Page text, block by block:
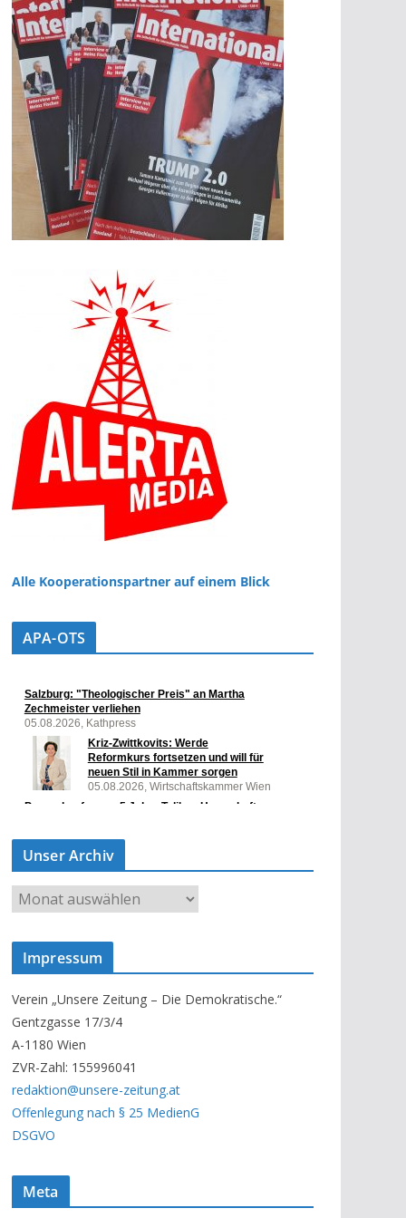
Alle Kooperationspartner auf einem Blick
APA-OTS
Unser Archiv
U
n
s
A
r
c
h
i
v
Impressum
Verein „Unsere Zeitung – Die Demokratische.“
Gentzgasse 17/3/4
A-1180 Wien
ZVR-Zahl: 155996041
redaktion@unsere-zeitung.at
Offenlegung nach § 25 MedienG
DSGVO
Meta